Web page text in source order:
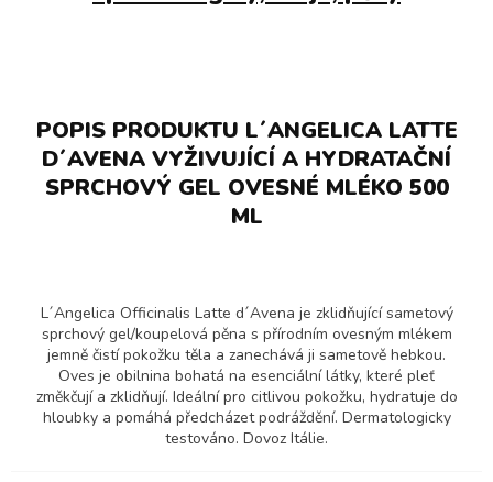
POPIS PRODUKTU L´ANGELICA LATTE
D´AVENA VYŽIVUJÍCÍ A HYDRATAČNÍ
SPRCHOVÝ GEL OVESNÉ MLÉKO 500
ML
L´Angelica Officinalis Latte d´Avena je zklidňující sametový
sprchový gel/koupelová pěna s přírodním ovesným mlékem
jemně čistí pokožku těla a zanechává ji sametově hebkou.
Oves je obilnina bohatá na esenciální látky, které pleť
změkčují a zklidňují. Ideální pro citlivou pokožku, hydratuje do
hloubky a pomáhá předcházet podráždění. Dermatologicky
testováno. Dovoz Itálie.